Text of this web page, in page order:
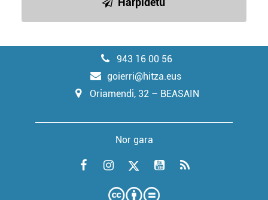
943 16 00 56
goierri@hitza.eus
Oriamendi, 32 – BEASAIN
Nor gara